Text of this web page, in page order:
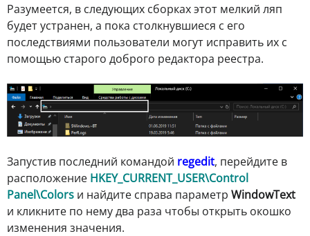
Разумеется, в следующих сборках этот мелкий ляп
будет устранен, а пока столкнувшиеся с его
последствиями пользователи могут исправить их с
помощью старого доброго редактора реестра.
Запустив последний командой regedit, перейдите в
расположение HKEY_CURRENT_USER\Control
Panel\Colors и найдите справа параметр WindowText
и кликните по нему два раза чтобы открыть окошко
изменения значения.